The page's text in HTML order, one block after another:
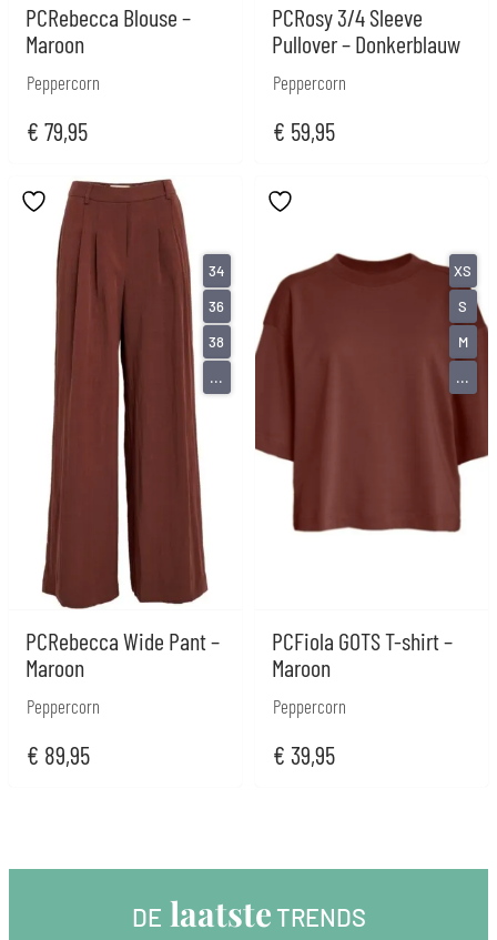
PCRebecca Blouse –
Maroon
Peppercorn
€ 79,95
PCRosy 3/4 Sleeve
Pullover – Donkerblauw
Peppercorn
€ 59,95
PCRebecca Wide Pant –
Maroon
Peppercorn
€ 89,95
34
36
38
...
PCFiola GOTS T-shirt –
Maroon
Peppercorn
€ 39,95
XS
S
M
...
DE laatste TRENDS